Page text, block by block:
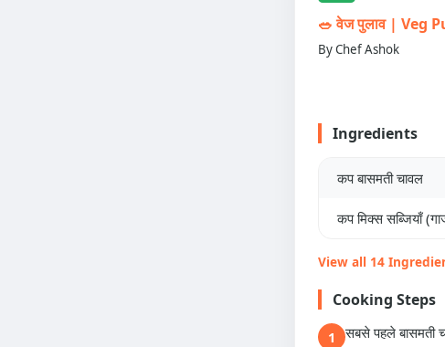
🥗 वेज पुलाव | Veg
By Chef Ashok
Ingredients
कप बासमती चावल
कप मिक्स सब्जियाँ
View all 14
Cooking Steps
1 सबसे पहले बासमती